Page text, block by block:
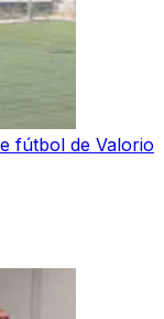
fútbol de Valorio